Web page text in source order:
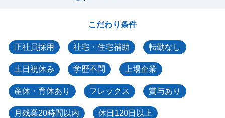
こだわり条件
正社員採用 社宅・住宅補助 転勤なし
土日祝休み 学歴不問 上場企業
産休・育休あり フレックス 賞与あり
月残業20時間以内 休日120日以上